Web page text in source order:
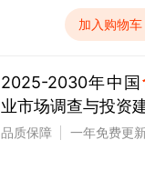
加入购物车
2025-2030年中国
业市场调查与投资
品质保障 一年免费更